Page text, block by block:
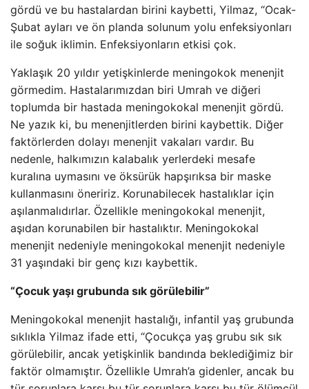
gördü ve bu hastalardan birini kaybetti, Yilmaz, “Ocak-
Şubat ayları ve ön planda solunum yolu enfeksiyonları
ile soğuk iklimin. Enfeksiyonların etkisi çok.
Yaklaşık 20 yıldır yetişkinlerde meningokok menenjit
görmedim. Hastalarımızdan biri Umrah ve diğeri
toplumda bir hastada meningokokal menenjit gördü.
Ne yazık ki, bu menenjitlerden birini kaybettik. Diğer
faktörlerden dolayı menenjit vakaları vardır. Bu
nedenle, halkımızın kalabalık yerlerdeki mesafe
kuralına uymasını ve öksürük hapşırıksa bir maske
kullanmasını öneririz. Korunabilecek hastalıklar için
aşılanmalıdırlar. Özellikle meningokokal menenjit,
aşıdan korunabilen bir hastalıktır. Meningokokal
menenjit nedeniyle meningokokal menenjit nedeniyle
31 yaşındaki bir genç kızı kaybettik.
“Çocuk yaşı grubunda sık görülebilir”
Meningokokal menenjit hastalığı, infantil yaş grubunda
sıklıkla Yilmaz ifade etti, “Çocukça yaş grubu sık sık
görülebilir, ancak yetişkinlik bandında beklediğimiz bir
faktör olmamıştır. Özellikle Umrah’a gidenler, ancak bu